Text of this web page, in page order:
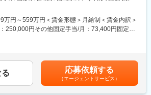
、年間140日ほど休んでいる方も多くいます。
びを深め自己の成長を実感したい
業で働きたい
スメです！
当者）として、ドクターや医薬品卸へ訪問、医薬
供を行います。
万円～559万円＜賃金形態＞月給制＜賃金内訳＞
250,000円その他固定手当/月：73,400円固定残
により決定します。※年収の他に別途日当（月額
手当有昇給：年1回★頑張りに応じて年収UP★赴
大幅に年収をUPできます。（年2回業績給改
でも目安の金額であり、選考を通じて上下する
応募依頼する
（エージェントサービス）